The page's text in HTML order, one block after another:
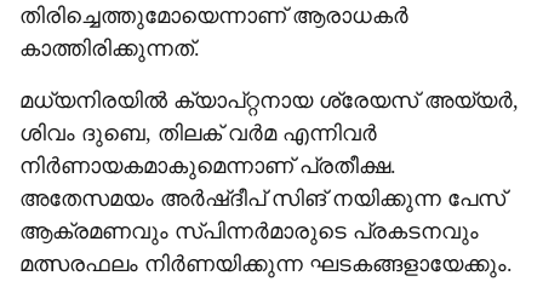
തിരിച്ചെത്തുമോയെന്നാണ് ആരാധകര്‍
കാത്തിരിക്കുന്നത്.
മധ്യനിരയില്‍ ക്യാപ്റ്റനായ ശ്രേയസ് അയ്യര്‍,
ശിവം ദുബെ, തിലക് വര്‍മ എന്നിവര്‍
നിര്‍ണായകമാകുമെന്നാണ് പ്രതീക്ഷ.
അതേസമയം അര്‍ഷ്ദീപ് സിങ് നയിക്കുന്ന പേസ്
ആക്രമണവും സ്പിന്നര്‍മാരുടെ പ്രകടനവും
മത്സരഫലം നിര്‍ണയിക്കുന്ന ഘടകങ്ങളായേക്കും.